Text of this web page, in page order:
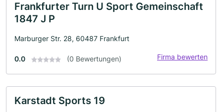
Frankfurter Turn U Sport Gemeinschaft
1847 J P
Marburger Str. 28, 60487 Frankfurt
0.0 (0 Bewertungen) Firma bewerten
Karstadt Sports 19